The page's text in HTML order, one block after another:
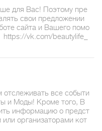
для Вас! Поэтому пре
свои предложении
сайта и Вашего помо
vk.com/beautylife_
все событи
и Моды! Кроме того, В
информацию о предст
организаторами кот